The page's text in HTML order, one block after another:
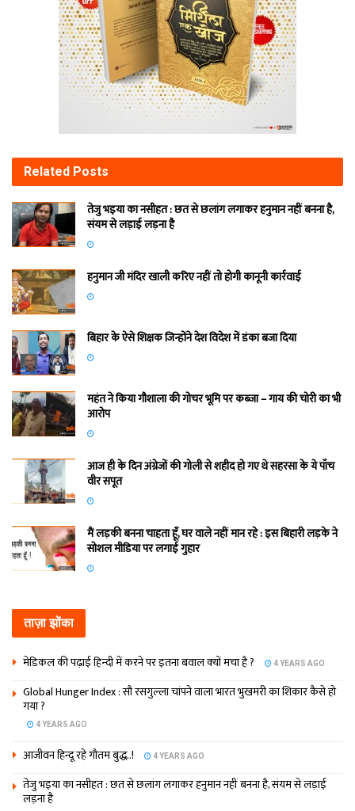
Related Posts
तेजु भइया का नसीहत : छत से छलांग लगाकर हनुमान नहीं बनना है,
संयम से लड़ाई लड़ना है
हनुमान जी मंदिर खाली करिए नहीं तो होगी कानूनी कार्रवाई
बिहार के ऐसे शिक्षक जिन्होंने देश विदेश में डंका बजा दिया
महंत ने किया गौशाला की गोचर भूमि पर कब्जा – गाय की चोरी का भी
आरोप
आज ही के दिन अंग्रेजों की गोली से शहीद हो गए थे सहरसा के ये पाँच
वीर सपूत
मैं लड़की बनना चाहता हूँ, घर वाले नहीं मान रहे : इस बिहारी लड़के ने
सोशल मीडिया पर लगाई गुहार
ताज़ा झोंका
मेडिकल की पढ़ाई हिन्‍दी में करने पर इतना बवाल क्‍यों मचा है ? 4 YEARS AGO
Global Hunger Index : सौ रसगुल्‍ला चांपने वाला भारत भुखमरी का शिकार कैसे हो
गया ?
4 YEARS AGO
आजीवन हिन्दू रहे गौतम बुद्ध..! 4 YEARS AGO
तेजु भइया का नसीहत : छत से छलांग लगाकर हनुमान नहीं बनना है, संयम से लड़ाई
लड़ना है